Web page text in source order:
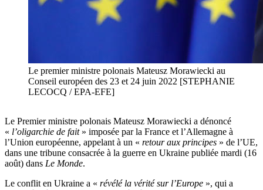
Le premier ministre polonais Mateusz Morawiecki au
Conseil européen des 23 et 24 juin 2022 [STEPHANIE
LECOCQ / EPA-EFE]
Le Premier ministre polonais Mateusz Morawiecki a dénoncé
« l’oligarchie de fait» imposée par la France et l’Allemagne à
l’Union européenne, appelant à un « retour aux principes » de l’UE,
dans une tribune consacrée à la guerre en Ukraine publiée mardi (16
août) dans Le Monde.
Le conflit en Ukraine a « révélé la vérité sur l’Europe », qui a